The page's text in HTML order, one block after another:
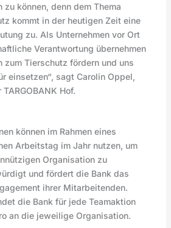
zu können, denn dem Thema
kommt in der heutigen Zeit eine
zu. Als Unternehmen vor Ort
Verantwortung übernehmen
zum Tierschutz fördern und uns
einsetzen“, sagt Carolin Oppel,
Hof.
können im Rahmen eines
Arbeitstag im Jahr nutzen, um
Organisation zu
und fördert die Bank das
ihrer Mitarbeitenden.
die Bank für jede Teamaktion
an die jeweilige Organisation.